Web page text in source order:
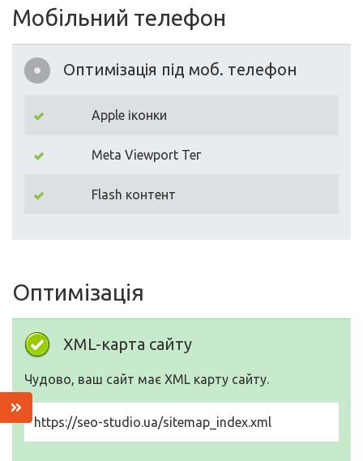
Мобільний телефон
Оптимізація під моб. телефон
Apple іконки
Meta Viewport Тег
Flash контент
Оптимізація
XML-карта сайту
Чудово, ваш сайт має XML карту сайту.
https://seo-studio.ua/sitemap_index.xml